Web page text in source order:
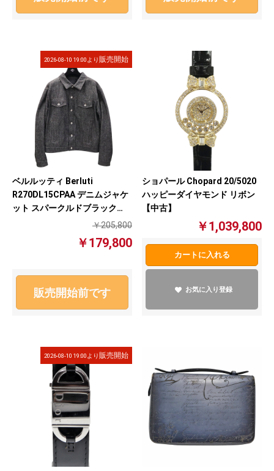
2026-08-10 19:00より販売開始
ベルルッティ Berluti
R270DL15CPAA デニムジャケ
ット スパークルドブラック
￥205,800
￥179,800
販売開始前です
ショパール Chopard 20/5020
ハッピーダイヤモンド リボン
【中古】
￥1,039,800
カートに入れる
お気に入り登録
2026-08-10 19:00より販売開始